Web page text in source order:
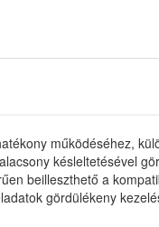
működéséhez,
késleltetésével
beilleszthető a
gördülékeny